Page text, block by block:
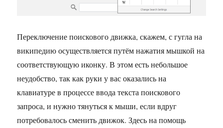
Переключение поискового движка, скажем, с гугла на
википедию осуществляется путём нажатия мышкой на
соответствующую иконку. В этом есть небольшое
неудобство, так как руки у вас оказались на
клавиатуре в процессе ввода текста поискового
запроса, и нужно тянуться к мыши, если вдруг
потребовалось сменить движок. Здесь на помощь